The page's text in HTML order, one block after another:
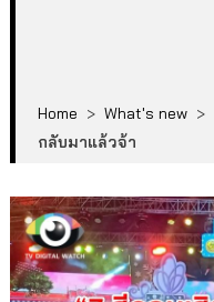
Home > What's new >
กลับมาแล้วจ้า